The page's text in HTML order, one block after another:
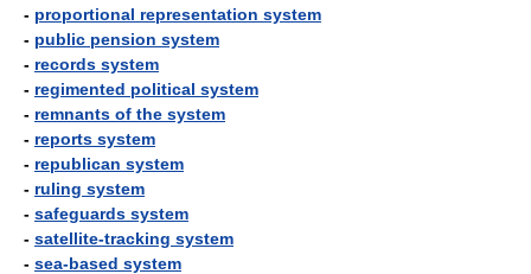
- proportional representation system
- public pension system
- records system
- regimented political system
- remnants of the system
- reports system
- republican system
- ruling system
- safeguards system
- satellite-tracking system
- sea-based system